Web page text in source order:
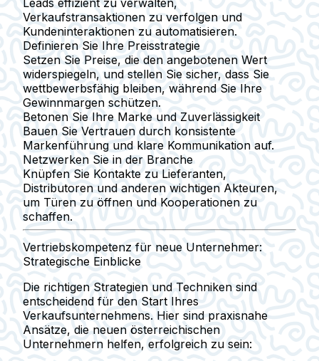
Verkaufstransaktionen zu verfolgen und
Kundeninteraktionen zu automatisieren.
Definieren Sie Ihre Preisstrategie
Setzen Sie Preise, die den angebotenen Wert
widerspiegeln, und stellen Sie sicher, dass Sie
wettbewerbsfähig bleiben, während Sie Ihre
Gewinnmargen schützen.
Betonen Sie Ihre Marke und Zuverlässigkeit
Bauen Sie Vertrauen durch konsistente
Markenführung und klare Kommunikation auf.
Netzwerken Sie in der Branche
Knüpfen Sie Kontakte zu Lieferanten,
Distributoren und anderen wichtigen Akteuren,
um Türen zu öffnen und Kooperationen zu
schaffen.
Vertriebskompetenz für neue Unternehmer:
Strategische Einblicke
Die richtigen Strategien und Techniken sind
entscheidend für den Start Ihres
Verkaufsunternehmens. Hier sind praxisnahe
Ansätze, die neuen österreichischen
Unternehmern helfen, erfolgreich zu sein: